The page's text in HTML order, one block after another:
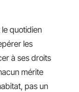
le quotidien
les
à ses droits
mérite
pas un